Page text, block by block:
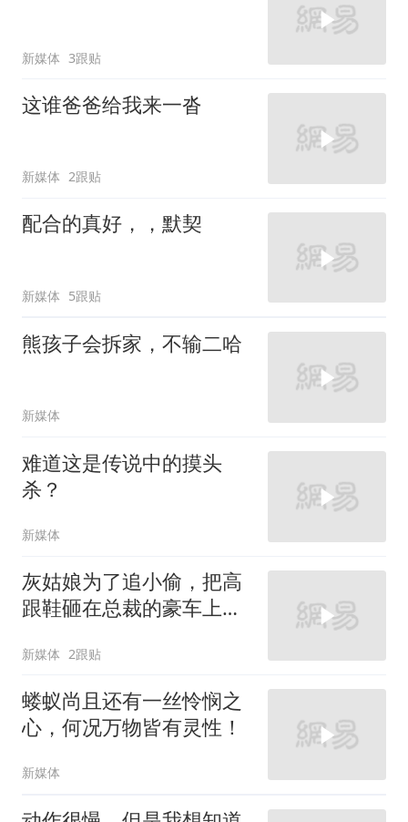
新媒体 3跟贴
这谁爸爸给我来一沓
新媒体 2跟贴
配合的真好，，默契
新媒体 5跟贴
熊孩子会拆家，不输二哈
新媒体
难道这是传说中的摸头
杀？
新媒体
灰姑娘为了追小偷，把高
跟鞋砸在总裁的豪车上，
新媒体 2跟贴
蝼蚁尚且还有一丝怜悯之
心，何况万物皆有灵性！
新媒体